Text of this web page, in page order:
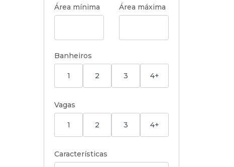
Área mínima Área máxima
Banheiros
1 2 3 4+
Vagas
1 2 3 4+
Características